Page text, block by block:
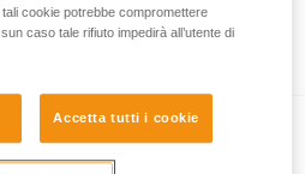
personalizzabile
da 5)
®CUSTOM
cookie potrebbe compromettere
caso tale rifiuto impedirà all’utente di
Accetta tutti i cookie